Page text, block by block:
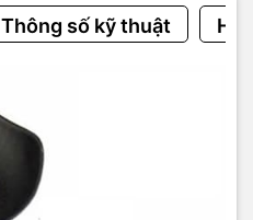
Thông số kỹ thuật